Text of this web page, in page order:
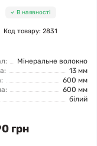
В наявності
Код товару: 2831
Мінеральне волокно
13 мм
600 мм
600 мм
білий
грн